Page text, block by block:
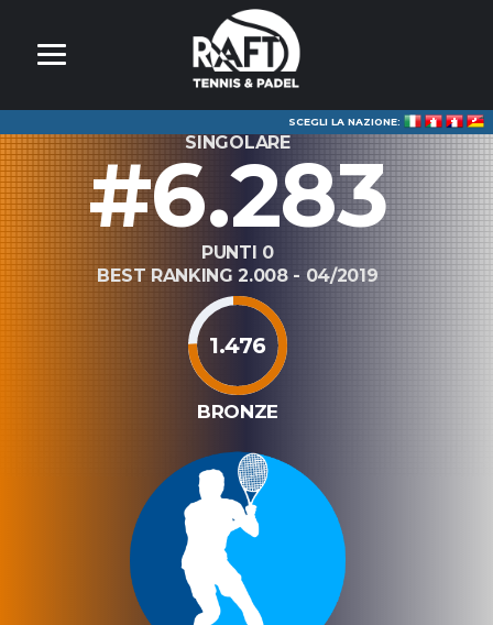
SCEGLI LA NAZIONE:
SINGOLARE
#6.283
PUNTI 0
BEST RANKING 2.008 - 04/2019
1.476
BRONZE